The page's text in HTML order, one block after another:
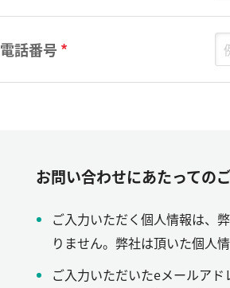
電話番号 *
お問い合わせにあたっての
ご入力いただく個人情報は、
りません。弊社は頂いた個人
ご入力いただいたeメールア